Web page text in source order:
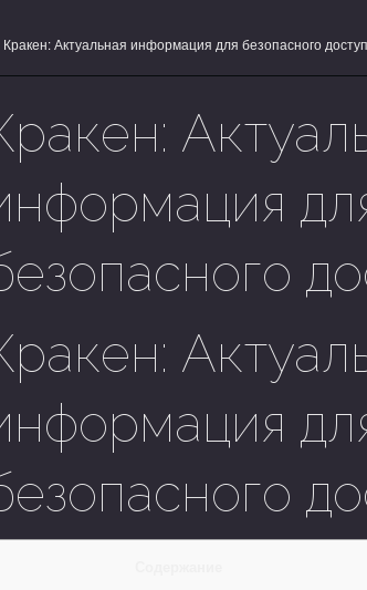
Кракен: Актуальная информация для безопасного